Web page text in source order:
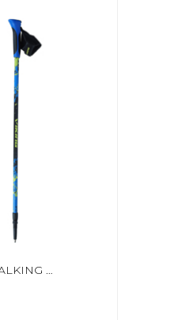
KIJKI NORDIC WALKING VIKING RUTEN PRO 650-22-5190-15-UNI